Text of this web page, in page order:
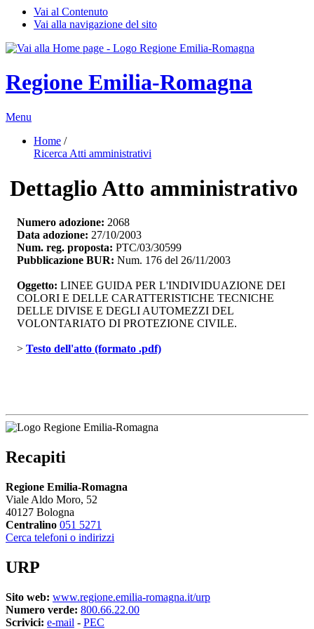
Vai al Contenuto
Vai alla navigazione del sito
Regione Emilia-Romagna
Menu
Home /
Ricerca Atti amministrativi
Dettaglio Atto amministrativo
Numero adozione: 2068
Data adozione: 27/10/2003
Num. reg. proposta: PTC/03/30599
Pubblicazione BUR: Num. 176 del 26/11/2003
Oggetto: LINEE GUIDA PER L'INDIVIDUAZIONE DEI
COLORI E DELLE CARATTERISTICHE TECNICHE
DELLE DIVISE E DEGLI AUTOMEZZI DEL
VOLONTARIATO DI PROTEZIONE CIVILE.
> Testo dell'atto (formato .pdf)
Recapiti
Regione Emilia-Romagna
Viale Aldo Moro, 52
40127 Bologna
Centralino 051 5271
Cerca telefoni o indirizzi
URP
Sito web: www.regione.emilia-romagna.it/urp
Numero verde: 800.66.22.00
Scrivici: e-mail - PEC